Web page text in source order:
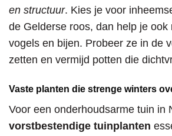
en structuur. Kies je voor
de Gelderse roos, dan help je ook
vogels en bijen. Probeer ze in de
zetten en vermijd potten die
Vaste planten die strenge winters
Voor een onderhoudsarme tuin in
vorstbestendige tuinplanten